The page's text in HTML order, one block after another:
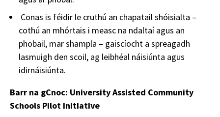
Conas is féidir le cruthú an chapatail shóisialta –
cothú an mhórtais i measc na ndaltaí agus an
phobail, mar shampla – gaiscíocht a spreagadh
lasmuigh den scoil, ag leibhéal náisiúnta agus
idirnáisiúnta.
Barr na gCnoc: University Assisted Community
Schools Pilot Initiative